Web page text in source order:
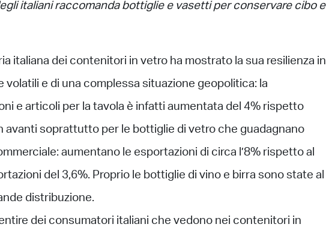
italiani raccomanda bottiglie e vasetti per conservare cibo e
italiana dei contenitori in vetro ha mostrato la sua resilienza in
e di una complessa situazione geopolitica: la
e articoli per la tavola è infatti aumentata del 4% rispetto
avanti soprattutto per le bottiglie di vetro che guadagnano
aumentano le esportazioni di circa l’8% rispetto al
del 3,6%. Proprio le bottiglie di vino e birra sono state al
distribuzione.
dei consumatori italiani che vedono nei contenitori in